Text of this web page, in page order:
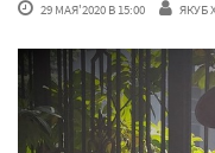
29 МАЯ'2020 В 15:00 ЯКУБ